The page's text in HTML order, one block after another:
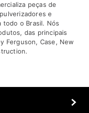
peças de
e
todo o Brasil. Nós
das principais
Ferguson, Case, New
atendimento
altamente capacitados
e acessórios agrícolas